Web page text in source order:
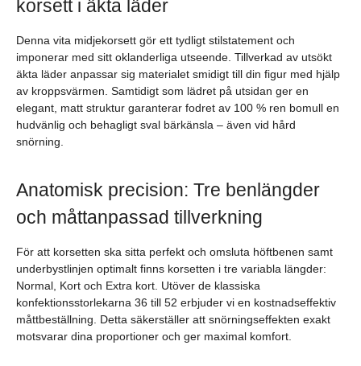
korsett i äkta läder
Denna vita midjekorsett gör ett tydligt stilstatement och
imponerar med sitt oklanderliga utseende. Tillverkad av utsökt
äkta läder anpassar sig materialet smidigt till din figur med hjälp
av kroppsvärmen. Samtidigt som lädret på utsidan ger en
elegant, matt struktur garanterar fodret av 100 % ren bomull en
hudvänlig och behagligt sval bärkänsla – även vid hård
snörning.
Anatomisk precision: Tre benlängder
och måttanpassad tillverkning
För att korsetten ska sitta perfekt och omsluta höftbenen samt
underbystlinjen optimalt finns korsetten i tre variabla längder:
Normal, Kort och Extra kort. Utöver de klassiska
konfektionsstorlekarna 36 till 52 erbjuder vi en kostnadseffektiv
måttbeställning. Detta säkerställer att snörningseffekten exakt
motsvarar dina proportioner och ger maximal komfort.